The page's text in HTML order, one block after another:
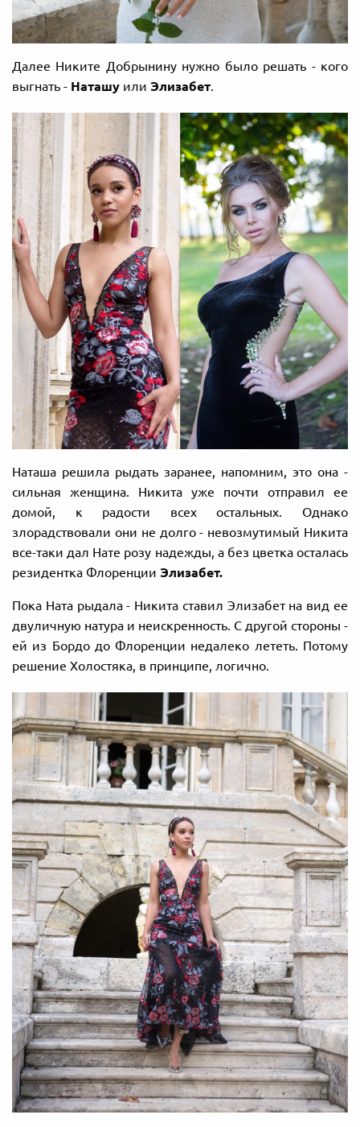
Далее Никите Добрынину нужно было решать - кого
выгнать - Наташу или Элизабет.
Наташа решила рыдать заранее, напомним, это она -
сильная женщина. Никита уже почти отправил ее
домой, к радости всех остальных. Однако
злорадствовали они не долго - невозмутимый Никита
все-таки дал Нате розу надежды, а без цветка осталась
резидентка Флоренции Элизабет.
Пока Ната рыдала - Никита ставил Элизабет на вид ее
двуличную натура и неискренность. С другой стороны -
ей из Бордо до Флоренции недалеко лететь. Потому
решение Холостяка, в принципе, логично.